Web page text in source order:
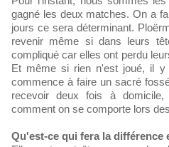
gagné les deux matches. On a
jours ce sera déterminant.
revenir même si dans leurs
compliqué car elles ont perdu
Et même si rien n'est joué, il
commence à faire un sacré
recevoir deux fois à
comment on se comporte lors
Qu'est-ce qui fera la différence